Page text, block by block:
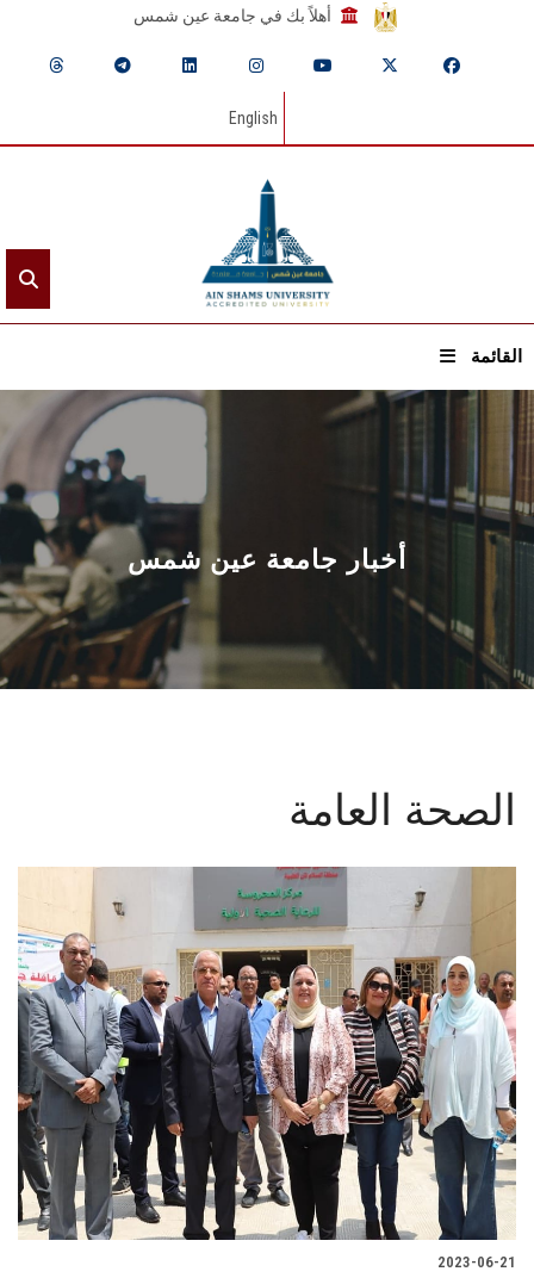
أهلاً بك في جامعة عين شمس
English
القائمة
الرئيسيـة
عن الجامعة
القطاعـات
الشئون الأكاديمية
البحث العلمي
الإعلام
تواصل معنا
الطلاب
هيئة التدريس
الدراسات العليا
أخبار جامعة عين شمس
الصحة العامة
2023-06-21